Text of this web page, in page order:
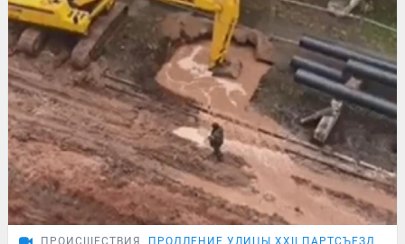
ПРОИСШЕСТВИЯ ПРОДЛЕНИЕ УЛИЦЫ XXII ПАРТСЪЕЗДА